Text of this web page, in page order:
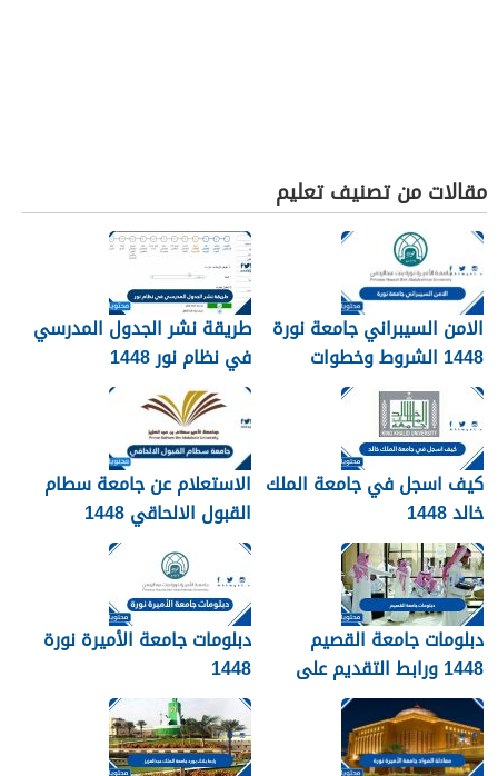
مقالات من تصنيف تعليم
الامن السيبراني جامعة نورة
1448 الشروط وخطوات
التقديم
طريقة نشر الجدول المدرسي
في نظام نور 1448
كيف اسجل في جامعة الملك
خالد 1448
الاستعلام عن جامعة سطام
القبول الالحاقي 1448
دبلومات جامعة القصيم
1448 ورابط التقديم على
دبلومات جامعة القصيم
qudcss.com
دبلومات جامعة الأميرة نورة
1448